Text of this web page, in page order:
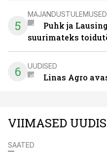
5
MAJANDUSTULEMUSED
Puhk ja
suurimateks
6 UUDISED
Linas Agro
VIIMASED
SAATED